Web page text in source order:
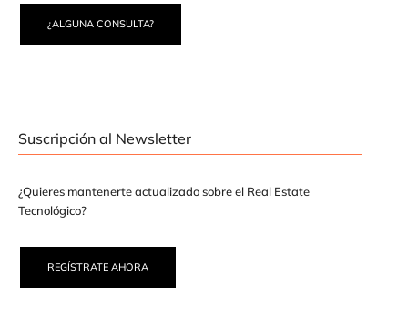
¿ALGUNA CONSULTA?
Suscripción al Newsletter
¿Quieres mantenerte actualizado sobre el Real Estate
Tecnológico?
REGÍSTRATE AHORA